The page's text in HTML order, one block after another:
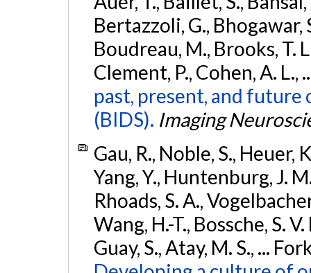
Bertazzoli, G., Bhogawar,
Boudreau, M., Brooks, T.
Clement, P., Cohen, A.
past, present, and
(BIDS). Imaging
Gau, R., Noble, S., Heuer,
Yang, Y., Huntenburg, J.
Rhoads, S. A.,
Wang, H.-T., Bossche, S.
Guay, S., Atay, M. S., ...